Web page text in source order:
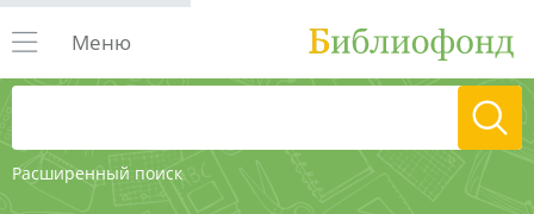
Расширенный поиск
Меню